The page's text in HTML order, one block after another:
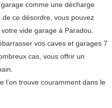
comme une décharge
ce désordre, vous pouvez
vide garage à Paradou.
vos caves et garages 7
cas, vous offrir un
l’on trouve couramment dans le